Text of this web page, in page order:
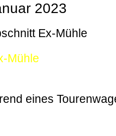
2023
Ex-Mühle
Mühle
eines